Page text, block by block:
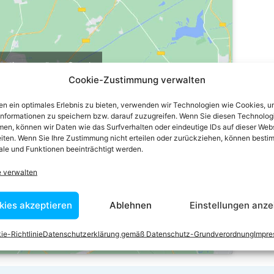
Cookie-Zustimmung verwalten
ein optimales Erlebnis zu bieten, verwenden wir Technologien wie Cookies,
zu speichern bzw. darauf zuzugreifen. Wenn Sie diesen
können wir Daten wie das Surfverhalten oder eindeutige IDs auf dieser
Wenn Sie Ihre Zustimmung nicht erteilen oder zurückziehen, können
und Funktionen beeinträchtigt werden.
verwalten
akzeptieren Ablehnen Einstellungen
RichtlinieDatenschutzerklärung gemäß Datenschutz-Grundverordnung
stimme zu“, um Google
zu